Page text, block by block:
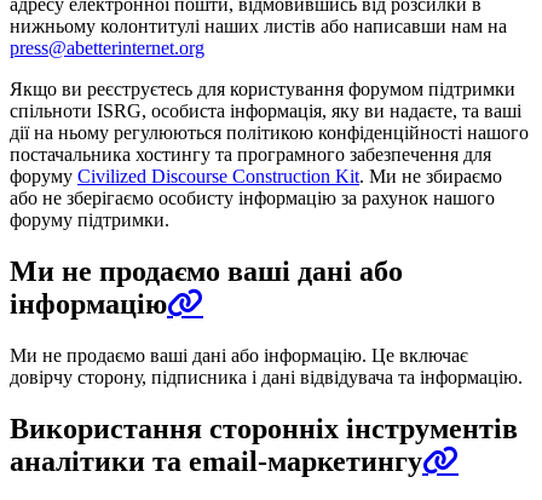
адресу електронної пошти, відмовившись від розсилки в
нижньому колонтитулі наших листів або написавши нам на
press@abetterinternet.org
Якщо ви реєструєтесь для користування форумом підтримки
спільноти ISRG, особиста інформація, яку ви надаєте, та ваші
дії на ньому регулюються політикою конфіденційності нашого
постачальника хостингу та програмного забезпечення для
форуму Civilized Discourse Construction Kit. Ми не збираємо
або не зберігаємо особисту інформацію за рахунок нашого
форуму підтримки.
Ми не продаємо ваші дані або
інформацію
Ми не продаємо ваші дані або інформацію. Це включає
довірчу сторону, підписника і дані відвідувача та інформацію.
Використання сторонніх інструментів
аналітики та email-маркетингу